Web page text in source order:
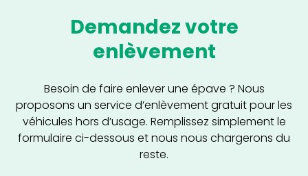
Demandez votre
enlèvement
Besoin de faire enlever une épave ? Nous
proposons un service d’enlèvement gratuit pour les
véhicules hors d’usage. Remplissez simplement le
formulaire ci-dessous et nous nous chargerons du
reste.